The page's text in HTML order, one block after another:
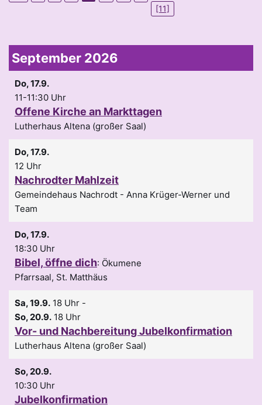
[11]
September 2026
Do, 17.9.
11-11:30 Uhr
Offene Kirche an Markttagen
Lutherhaus Altena (großer Saal)
Do, 17.9.
12 Uhr
Nachrodter Mahlzeit
Gemeindehaus Nachrodt
Anna Krüger-Werner und
Team
Do, 17.9.
18:30 Uhr
Bibel, öffne dich: Ökumene
Pfarrsaal, St. Matthäus
Sa, 19.9. 18 Uhr -
So, 20.9. 18 Uhr
Vor- und Nachbereitung Jubelkonfirmation
Lutherhaus Altena (großer Saal)
So, 20.9.
10:30 Uhr
Jubelkonfirmation